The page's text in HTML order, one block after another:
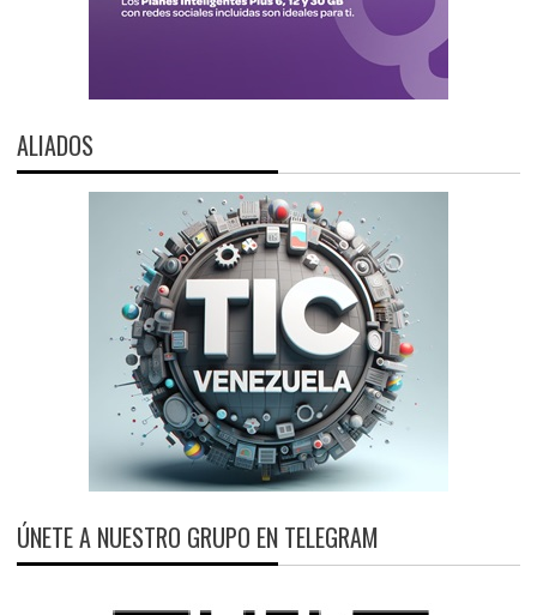
ALIADOS
ÚNETE A NUESTRO GRUPO EN TELEGRAM